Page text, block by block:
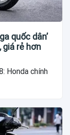
quốc dân’
giá rẻ hơn
Honda chính